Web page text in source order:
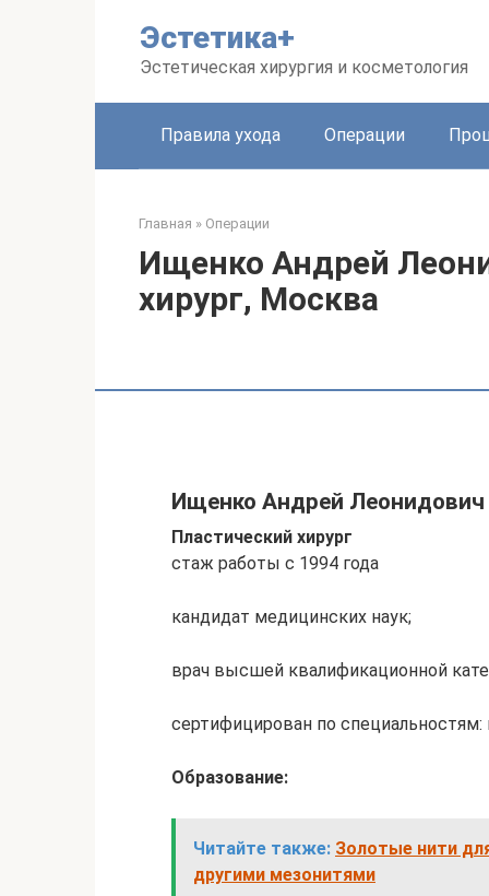
Эстетика+
Эстетическая хирургия и косметология
Правила ухода Операции
Главная » Операции
Ищенко Андрей
хирург, Москва
Ищенко Андрей Леонидович
Пластический хирург
стаж работы с 1994 года
кандидат медицинских наук;
врач высшей квалификационной
сертифицирован по специальностям:
Образование:
Читайте также: Золотые нити
другими мезонитями